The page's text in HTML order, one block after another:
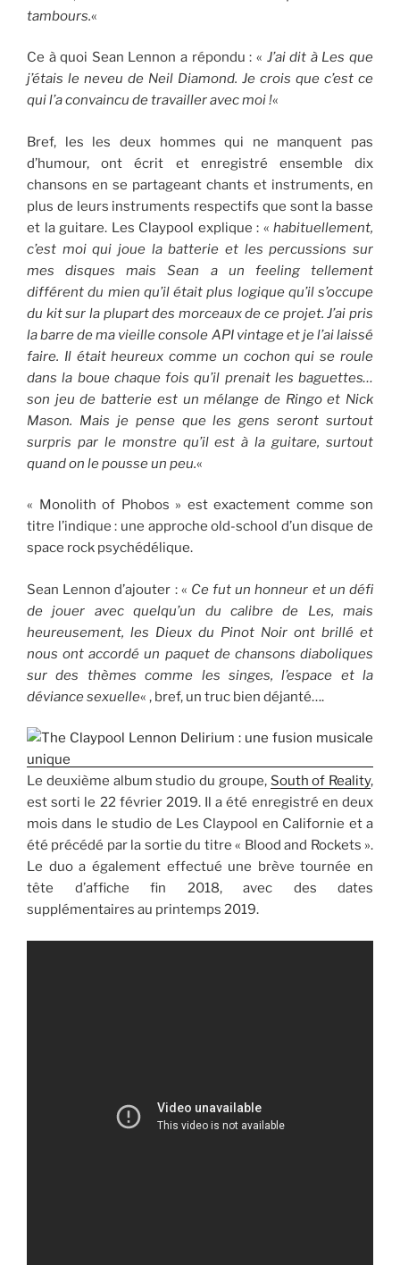
tambours.«
Ce à quoi Sean Lennon a répondu : « J’ai dit à Les que
j’étais le neveu de Neil Diamond. Je crois que c’est ce
qui l’a convaincu de travailler avec moi !«
Bref, les les deux hommes qui ne manquent pas
d’humour, ont écrit et enregistré ensemble dix
chansons en se partageant chants et instruments, en
plus de leurs instruments respectifs que sont la basse
et la guitare. Les Claypool explique : « habituellement,
c’est moi qui joue la batterie et les percussions sur
mes disques mais Sean a un feeling tellement
différent du mien qu’il était plus logique qu’il s’occupe
du kit sur la plupart des morceaux de ce projet. J’ai pris
la barre de ma vieille console API vintage et je l’ai laissé
faire. Il était heureux comme un cochon qui se roule
dans la boue chaque fois qu’il prenait les baguettes…
son jeu de batterie est un mélange de Ringo et Nick
Mason. Mais je pense que les gens seront surtout
surpris par le monstre qu’il est à la guitare, surtout
quand on le pousse un peu.«
« Monolith of Phobos » est exactement comme son
titre l’indique : une approche old-school d’un disque de
space rock psychédélique.
Sean Lennon d’ajouter : « Ce fut un honneur et un défi
de jouer avec quelqu’un du calibre de Les, mais
heureusement, les Dieux du Pinot Noir ont brillé et
nous ont accordé un paquet de chansons diaboliques
sur des thèmes comme les singes, l’espace et la
déviance sexuelle« , bref, un truc bien déjanté….
Le deuxième album studio du groupe, South of Reality,
est sorti le 22 février 2019. Il a été enregistré en deux
mois dans le studio de Les Claypool en Californie et a
été précédé par la sortie du titre « Blood and Rockets ».
Le duo a également effectué une brève tournée en
tête d’affiche fin 2018, avec des dates
supplémentaires au printemps 2019.